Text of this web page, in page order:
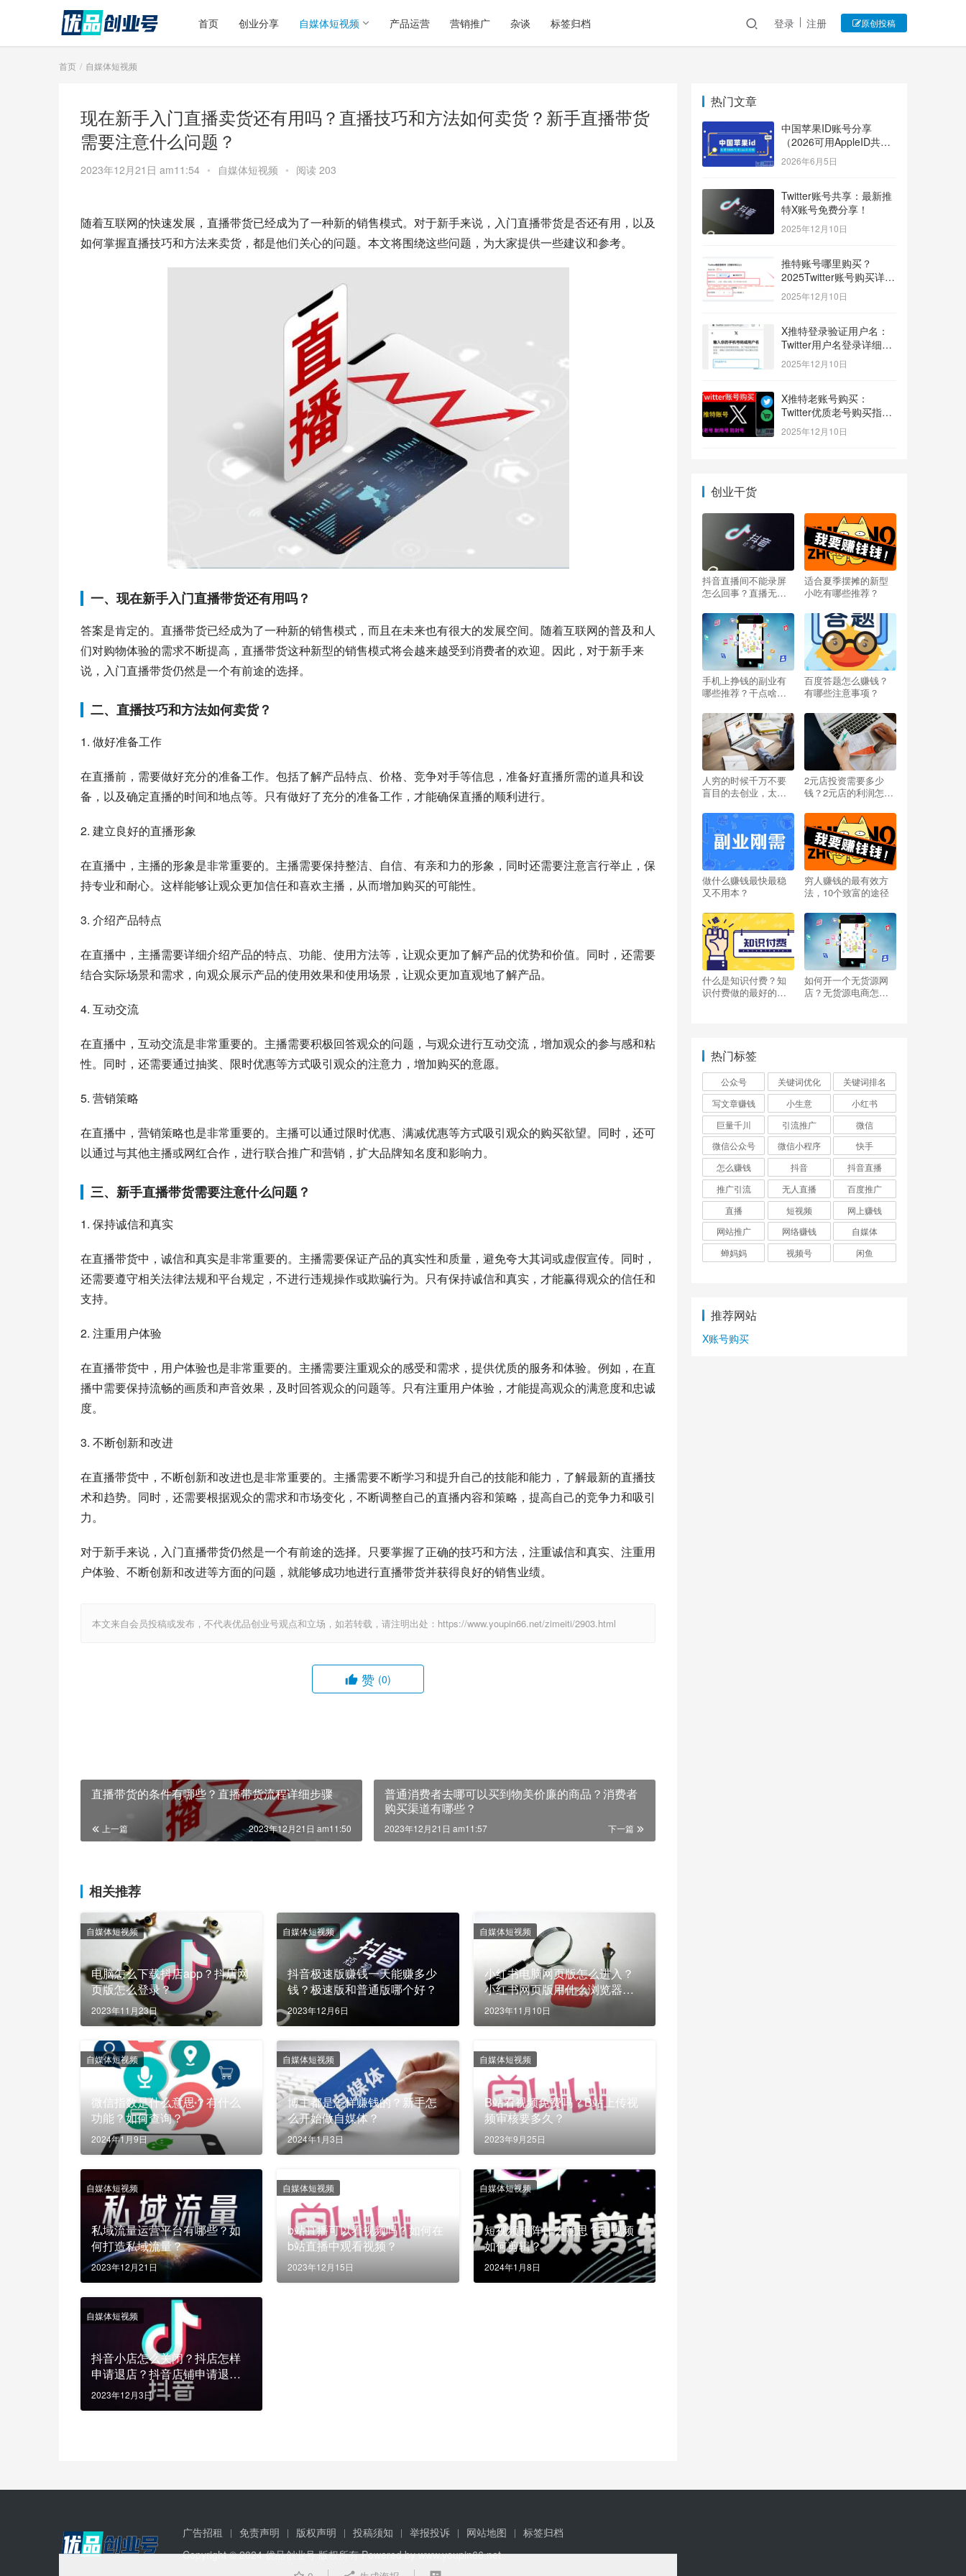
首页 创业分享 自媒体短视频 产品运营 营销推广 杂谈 标签归档 登录 注册 原创投稿
首页 自媒体短视频
现在新手入门直播卖货还有用吗？直播技巧和方法如何卖货？新手直播带货
需要注意什么问题？
2023年12月21日 am11:54 • 自媒体短视频 • 阅读 203
随着互联网的快速发展，直播带货已经成为了一种新的销售模式。对于新手来说，入门直播带货是否还有用，以及
如何掌握直播技巧和方法来卖货，都是他们关心的问题。本文将围绕这些问题，为大家提供一些建议和参考。
一、现在新手入门直播带货还有用吗？
答案是肯定的。直播带货已经成为了一种新的销售模式，而且在未来也有很大的发展空间。随着互联网的普及和人
们对购物体验的需求不断提高，直播带货这种新型的销售模式将会越来越受到消费者的欢迎。因此，对于新手来
说，入门直播带货仍然是一个有前途的选择。
二、直播技巧和方法如何卖货？
1. 做好准备工作
在直播前，需要做好充分的准备工作。包括了解产品特点、价格、竞争对手等信息，准备好直播所需的道具和设
备，以及确定直播的时间和地点等。只有做好了充分的准备工作，才能确保直播的顺利进行。
2. 建立良好的直播形象
在直播中，主播的形象是非常重要的。主播需要保持整洁、自信、有亲和力的形象，同时还需要注意言行举止，保
持专业和耐心。这样能够让观众更加信任和喜欢主播，从而增加购买的可能性。
3. 介绍产品特点
在直播中，主播需要详细介绍产品的特点、功能、使用方法等，让观众更加了解产品的优势和价值。同时，还需要
结合实际场景和需求，向观众展示产品的使用效果和使用场景，让观众更加直观地了解产品。
4. 互动交流
在直播中，互动交流是非常重要的。主播需要积极回答观众的问题，与观众进行互动交流，增加观众的参与感和粘
性。同时，还需要通过抽奖、限时优惠等方式吸引观众的注意力，增加购买的意愿。
5. 营销策略
在直播中，营销策略也是非常重要的。主播可以通过限时优惠、满减优惠等方式吸引观众的购买欲望。同时，还可
以通过与其他主播或网红合作，进行联合推广和营销，扩大品牌知名度和影响力。
三、新手直播带货需要注意什么问题？
1. 保持诚信和真实
在直播带货中，诚信和真实是非常重要的。主播需要保证产品的真实性和质量，避免夸大其词或虚假宣传。同时，
还需要遵守相关法律法规和平台规定，不进行违规操作或欺骗行为。只有保持诚信和真实，才能赢得观众的信任和
支持。
2. 注重用户体验
在直播带货中，用户体验也是非常重要的。主播需要注重观众的感受和需求，提供优质的服务和体验。例如，在直
播中需要保持流畅的画质和声音效果，及时回答观众的问题等。只有注重用户体验，才能提高观众的满意度和忠诚
度。
3. 不断创新和改进
在直播带货中，不断创新和改进也是非常重要的。主播需要不断学习和提升自己的技能和能力，了解最新的直播技
术和趋势。同时，还需要根据观众的需求和市场变化，不断调整自己的直播内容和策略，提高自己的竞争力和吸引
力。
对于新手来说，入门直播带货仍然是一个有前途的选择。只要掌握了正确的技巧和方法，注重诚信和真实、注重用
户体验、不断创新和改进等方面的问题，就能够成功地进行直播带货并获得良好的销售业绩。
本文来自会员投稿或发布，不代表优品创业号观点和立场，如若转载，请注明出处：https://www.youpin66.net/zimeiti/2903.html
赞 (0)
直播带货的条件有哪些？直播带货流程详细步骤
上一篇 2023年12月21日 am11:50
普通消费者去哪可以买到物美价廉的商品？消费者
购买渠道有哪些？
下一篇
2023年12月21日 am11:57
相关推荐
电脑怎么下载抖店app？抖店网
页版怎么登录？
2023年11月23日
自媒体短视频
抖音极速版赚钱一天能赚多少
钱？极速版和普通版哪个好？
2023年12月6日
自媒体短视频
小红书电脑网页版怎么进入？
小红书网页版用什么浏览器？
有什么作用？
2023年11月10日
自媒体短视频
微信指数是什么意思？有什么
功能？如何查询？
2024年1月9日
自媒体短视频
博主都是怎样赚钱的？新手怎
么开始做自媒体？
2024年1月3日
自媒体短视频
B站看视频免费吗？B站上传视
频审核要多久？
2023年9月25日
自媒体短视频
私域流量运营平台有哪些？如
何打造私域流量？
2023年12月21日
自媒体短视频
b站直播可以看视频吗？如何在
b站直播中观看视频？
2023年12月15日
自媒体短视频
短视频矩阵什么意思？短视频
如何剪辑？
2024年1月8日
自媒体短视频
抖音小店怎么关闭？抖店怎样
申请退店？抖音店铺申请退店
注意事项
2023年12月3日
自媒体短视频
热门文章
中国苹果ID账号分享
（2026可用AppleID共享
账号）
2026年6月5日
Twitter账号共享：最新推
特X账号免费分享！
2025年12月10日
推特账号哪里购买？
2025Twitter账号购买详细
指南！
2025年12月10日
X推特登录验证用户名：
Twitter用户名登录详细指
南！
2025年12月10日
X推特老账号购买：
Twitter优质老号购买指
南！
2025年12月10日
创业干货
抖音直播间不能录屏
怎么回事？直播无法
适合夏季摆摊的新型
小吃有哪些推荐？
手机上挣钱的副业有
哪些推荐？干点啥能
百度答题怎么赚钱？
有哪些注意事项？
人穷的时候千万不要
盲目的去创业，太扎
2元店投资需要多少
钱？2元店的利润怎么
钱？
做什么赚钱最快最稳
又不用本？
穷人赚钱的最有效方
法，10个致富的途径
什么是知识付费？知
识付费做的最好的平
如何开一个无货源网
店？无货源电商怎么
热门标签
公众号 关键词优化
关键词排名
写文章赚钱
小生意
小红书
巨量千川
引流推广
微信
微信公众号
微信小程序
快手
怎么赚钱
抖音
抖音直播
推广引流
无人直播
百度推广
直播
短视频
网上赚钱
网站推广
网络赚钱
自媒体
蝉妈妈
视频号 闲鱼
推荐网站
X账号购买
广告招租 免责声明 版权声明 投稿须知 举报投诉 网站地图
标签归档
Copyright © 2024 优品创业号 版权所有 Powered bywww.youpin66.net